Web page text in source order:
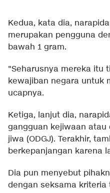
Kedua, kata dia,
merupakan pengguna
bawah 1 gram.
"Seharusnya mereka itu
kewajiban negara untuk
ucapnya.
Ketiga, lanjut dia,
gangguan kejiwaan atau
jiwa (ODGJ). Terakhir,
berkepanjangan karena
Dia pun menyebut
dengan seksama kriteria